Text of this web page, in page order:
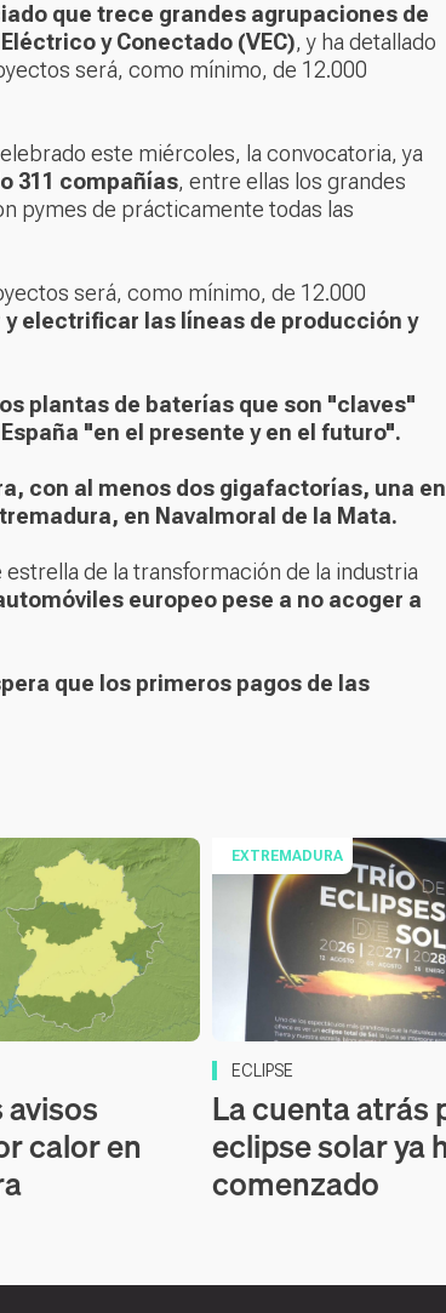
que trece grandes agrupaciones de
y Conectado (VEC), y ha detallado
será, como mínimo, de 12.000
este miércoles, la convocatoria, ya
311 compañías, entre ellas los grandes
pymes de prácticamente todas las
será, como mínimo, de 12.000
electrificar las líneas de producción y
plantas de baterías que son "claves"
"en el presente y en el futuro".
con al menos dos gigafactorías, una en
en Navalmoral de la Mata.
de la transformación de la industria
europeo pese a no acoger a
que los primeros pagos de las
calor en
EXTREMADURA
ECLIPSE
La cuenta atrás
eclipse solar ya
comenzado